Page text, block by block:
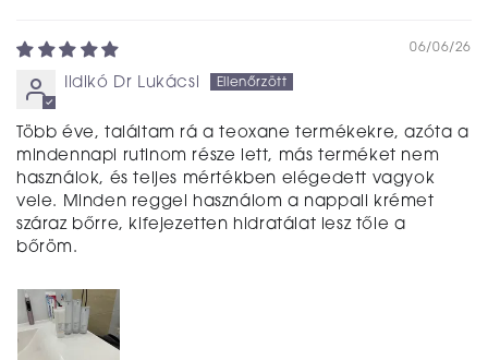
06/06/26
Ildikó Dr Lukácsi
Több éve, találtam rá a teoxane termékekre, azóta a
mindennapi rutinom része lett, más terméket nem
használok, és teljes mértékben elégedett vagyok
vele. Minden reggel használom a nappali krémet
száraz bőrre, kifejezetten hidratálat lesz tőle a
bőröm.